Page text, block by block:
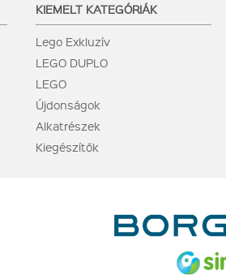
KIEMELT KATEGÓRIÁK
Lego Exkluzív
LEGO DUPLO
LEGO
Újdonságok
Alkatrészek
Kiegészítők